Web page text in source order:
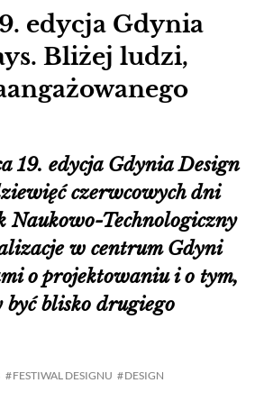
edycja Gdynia
Bliżej ludzi,
FESTIWAL DESIGNU
DESIGN
19. edycja Gdynia Design
czerwcowych dni
Naukowo-Technologiczny
w centrum Gdyni
o projektowaniu i o tym,
być blisko drugiego